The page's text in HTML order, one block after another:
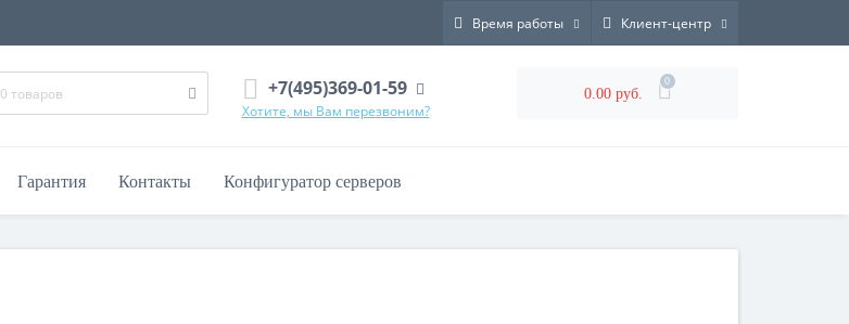
Время работы Клиент-центр
+7(495)369-01-59
Хотите, мы Вам перезвоним?
0.00 руб.
0
Гарантия Контакты Конфигуратор серверов